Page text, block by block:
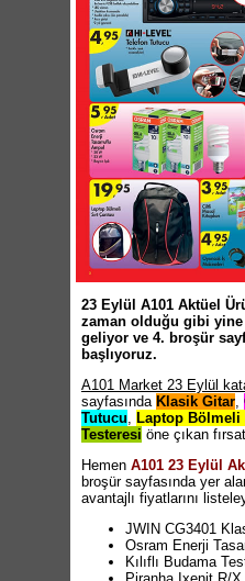
23 Eylül A101 Aktüel
zaman olduğu gibi
geliyor ve 4. broşür
başlıyoruz.
A101 Market 23 Eylül
sayfasında Klasik Gitar,
Tutucu, Laptop Bölmeli
Testeresi öne çıkan
Hemen A101 23 Eylül
broşür sayfasında yer
avantajlı fiyatlarını
JWIN CG3401
Osram Enerji
Kılıflı Budama